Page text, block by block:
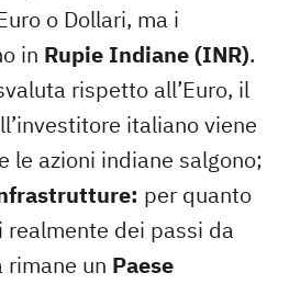
o Dollari, ma i
in Rupie Indiane (INR).
rispetto all’Euro, il
italiano viene
le azioni indiane salgono;
per quanto
dei passi da
rimane un Paese